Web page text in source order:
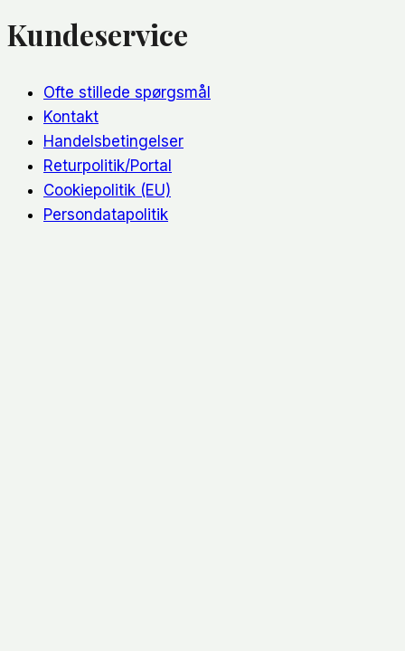
Kundeservice
Ofte stillede spørgsmål
Kontakt
Handelsbetingelser
Returpolitik/Portal
Cookiepolitik (EU)
Persondatapolitik